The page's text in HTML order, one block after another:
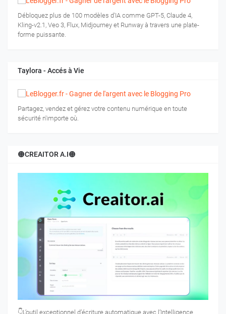
Débloquez plus de 100 modèles d'IA comme GPT-5, Claude 4,
Kling-v2.1, Veo 3, Flux, Midjourney et Runway à travers une plate-
forme puissante.
Taylora - Accés à Vie
Partagez, vendez et gérez votre contenu numérique en toute
sécurité n'importe où.
🟠CREAITOR A.I🟠
👇L’outil exceptionnel d’écriture automatique avec l’Intelligence